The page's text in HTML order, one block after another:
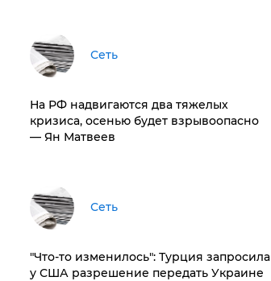
Сеть
На РФ надвигаются два тяжелых
кризиса, осенью будет взрывоопасно
— Ян Матвеев
Сеть
​"Что-то изменилось": Турция запросила
у США разрешение передать Украине